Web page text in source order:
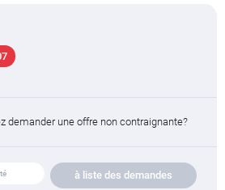
demander une offre non contraignante?
à liste des demandes